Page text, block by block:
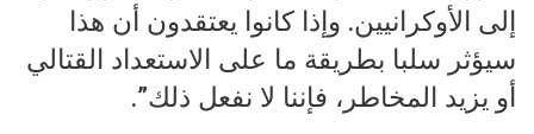
إلى الأوكرانيين. وإذا كانوا يعتقدون أن هذا
سيؤثر سلبا بطريقة ما على الاستعداد القتالي
أو يزيد المخاطر، فإننا لا نفعل ذلك”.